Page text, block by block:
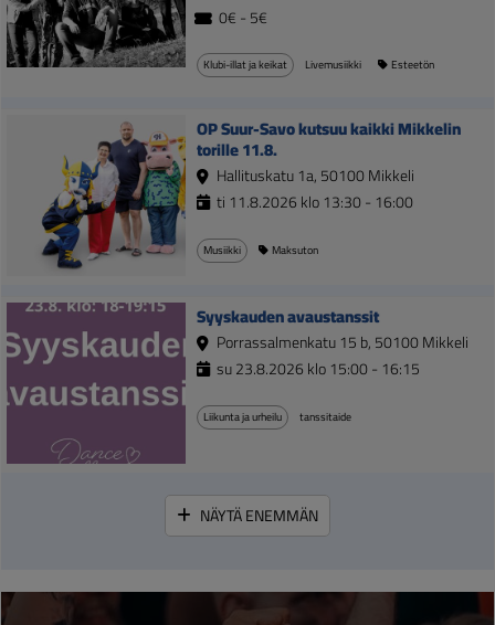
0€ - 5€
Klubi-illat ja keikat Livemusiikki Esteetön
OP Suur-Savo kutsuu kaikki Mikkelin
torille 11.8.
Hallituskatu 1a, 50100 Mikkeli
ti 11.8.2026 klo 13:30 - 16:00
Musiikki Maksuton
Syyskauden avaustanssit
Porrassalmenkatu 15 b, 50100 Mikkeli
su 23.8.2026 klo 15:00 - 16:15
Liikunta ja urheilu tanssitaide
NÄYTÄ ENEMMÄN